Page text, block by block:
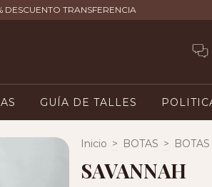
DESCUENTO TRANSFERENCIA
GUÍA DE TALLES
Inicio > BOTAS >
SAVANNAH